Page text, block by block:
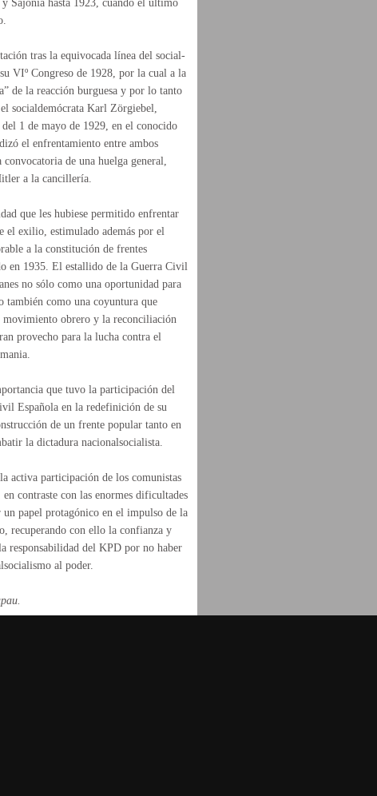
Sajonia hasta 1923, cuando el último
tras la equivocada línea del social-
VIº Congreso de 1928, por la cual a la
de la reacción burguesa y por lo tanto
socialdemócrata Karl Zörgiebel,
1 de mayo de 1929, en el conocido
el enfrentamiento entre ambos
de una huelga general,
a la cancillería.
que les hubiese permitido enfrentar
el exilio, estimulado además por el
a la constitución de frentes
en 1935. El estallido de la Guerra Civil
no sólo como una oportunidad para
también como una coyuntura que
movimiento obrero y la reconciliación
provecho para la lucha contra el
que tuvo la participación del
Española en la redefinición de su
de un frente popular tanto en
la dictadura nacionalsocialista.
activa participación de los comunistas
contraste con las enormes dificultades
papel protagónico en el impulso de la
recuperando con ello la confianza y
responsabilidad del KPD por no haber
al poder.
.